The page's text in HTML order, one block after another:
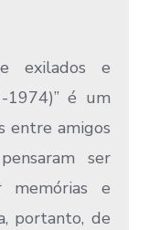
exilados e
1974)” é um
entre amigos
ser
memórias e
portanto, de